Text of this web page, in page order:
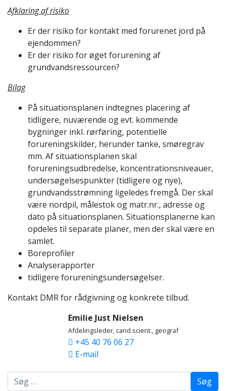
Afklaring af risiko
Er der risiko for kontakt med forurenet jord på
ejendommen?
Er der risiko for øget forurening af
grundvandsressourcen?
Bilag
På situationsplanen indtegnes placering af
tidligere, nuværende og evt. kommende
bygninger inkl. rørføring, potentielle
forureningskilder, herunder tanke, smøregrav
mm. Af situationsplanen skal
forureningsudbredelse, koncentrationsniveauer,
undersøgelsespunkter (tidligere og nye),
grundvandsstrømning ligeledes fremgå. Der skal
være nordpil, målestok og matr.nr., adresse og
dato på situationsplanen. Situationsplanerne kan
opdeles til separate planer, men der skal være en
samlet.
Boreprofiler
Analyserapporter
tidligere forureningsundersøgelser.
Kontakt DMR for rådgivning og konkrete tilbud.
Emilie Just Nielsen
Afdelingsleder, cand.scient., geograf
+45 40 76 06 27
E-mail
Søg